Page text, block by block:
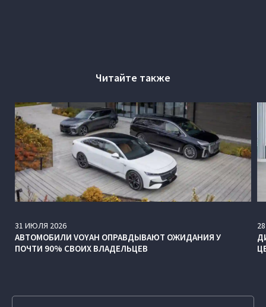
Читайте также
31 ИЮЛЯ 2026
АВТОМОБИЛИ VOYAH ОПРАВДЫВАЮТ ОЖИДАНИЯ У
ПОЧТИ 90% СВОИХ ВЛАДЕЛЬЦЕВ
28